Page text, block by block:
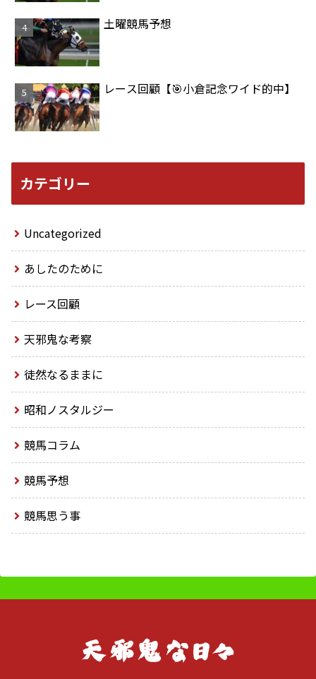
土曜競馬予想
レース回顧【🎯小倉記念ワイド的中】
カテゴリー
Uncategorized
あしたのために
レース回顧
天邪鬼な考察
徒然なるままに
昭和ノスタルジー
競馬コラム
競馬予想
競馬思う事